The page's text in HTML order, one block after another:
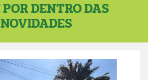
DENTRO DAS
NOVIDADES